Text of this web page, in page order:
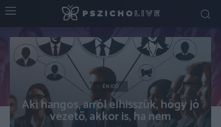
ÉN-IDŐ
Aki hangos, arról elhisszük, hogy jó
vezető, akkor is, ha nem